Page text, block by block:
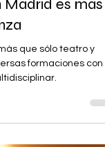
es más
formaciones con